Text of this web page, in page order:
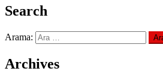
Search
Arama:
Archives